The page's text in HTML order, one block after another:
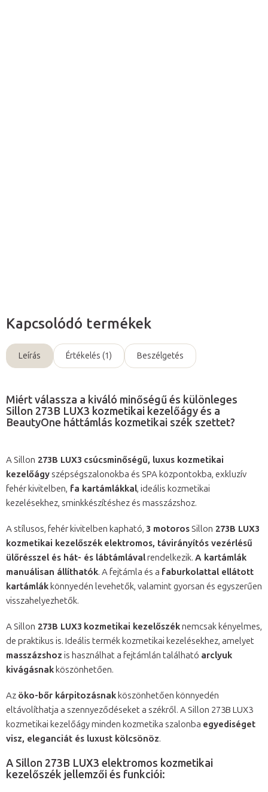
Kapcsolódó termékek
Leírás Értékelés (1) Beszélgetés
Miért válassza a kiváló minőségű és különleges
Sillon 273B LUX3 kozmetikai kezelőágy és a
BeautyOne háttámlás kozmetikai szék szettet?
A Sillon 273B LUX3 csúcsminőségű, luxus kozmetikai
kezelőágyszépségszalonokba és SPA központokba, exkluzív
fehér kivitelben, fa kartámlákkal, ideális kozmetikai
kezelésekhez, sminkkészítéshez és masszázshoz.
A stílusos, fehér kivitelben kapható, 3 motorosSillon 273B LUX3
kozmetikai kezelőszék elektromos, távirányítós vezérlésű
ülőrésszel és hát- és lábtámlávalrendelkezik. A kartámlák
manuálisan állíthatók. A fejtámla és a faburkolattal ellátott
kartámlák könnyedén levehetők, valamint gyorsan és egyszerűen
visszahelyezhetők.
A Sillon 273B LUX3 kozmetikai kezelőszéknemcsak kényelmes,
de praktikus is. Ideális termék kozmetikai kezelésekhez, amelyet
masszázshoz is használhat a fejtámlán található arclyuk
kivágásnak köszönhetően.
Az öko-bőr kárpitozásnak köszönhetően könnyedén
eltávolíthatja a szennyeződéseket a székről. A Sillon 273B LUX3
kozmetikai kezelőágy minden kozmetika szalonba egyediséget
visz, eleganciát és luxust kölcsönöz.
A Sillon 273B LUX3 elektromos kozmetikai
kezelőszék jellemzői és funkciói: